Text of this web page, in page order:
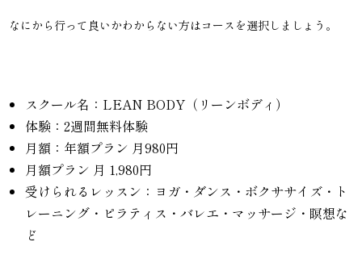
なにから行って良いかわからない方はコースを選択しましょう。
スクール名：LEAN BODY（リーンボディ）
体験：2週間無料体験
月額：年額プラン 月980円
月額プラン 月 1,980円
受けられるレッスン：ヨガ・ダンス・ボクササイズ・ト
レーニング・ピラティス・バレエ・マッサージ・瞑想な
ど